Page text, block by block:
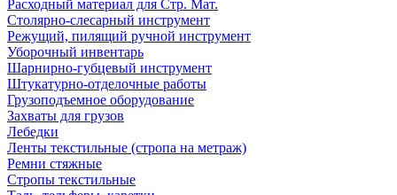
Расходный материал для Стр. Мат.
Столярно-слесарный инструмент
Режущий, пилящий ручной инструмент
Уборочный инвентарь
Шарнирно-губцевый инструмент
Штукатурно-отделочные работы
Грузоподъемное оборудование
Захваты для грузов
Лебедки
Ленты текстильные (стропа на метраж)
Ремни стяжные
Стропы текстильные